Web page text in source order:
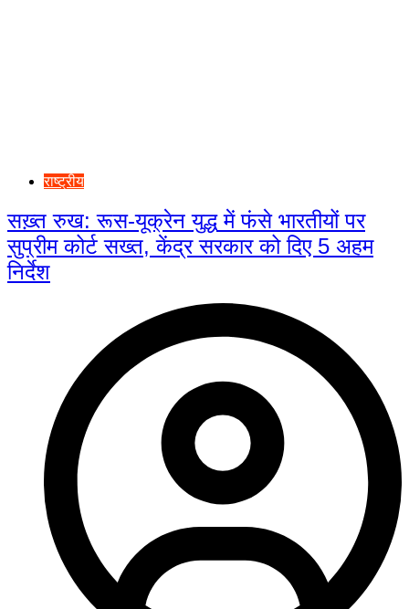
राष्ट्रीय
सख़्त रुख: रूस-यूक्रेन युद्ध में फंसे भारतीयों पर
सुप्रीम कोर्ट सख्त, केंद्र सरकार को दिए 5 अहम
निर्देश